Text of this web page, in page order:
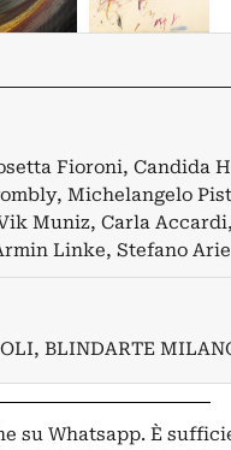
Fioroni, Candida
, Michelangelo
Muniz, Carla Accardi,
Linke, Stefano
, BLINDARTE
su Whatsapp. È